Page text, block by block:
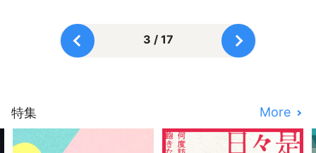
3 / 17
特集 More